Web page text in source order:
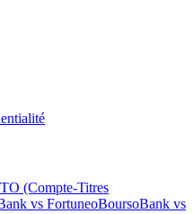
(Compte‑Titres
vs FortuneoBoursoBank vs